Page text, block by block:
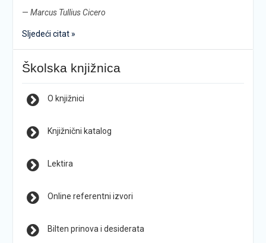
— Marcus Tullius Cicero
Sljedeći citat »
Školska knjižnica
O knjižnici
Knjižnični katalog
Lektira
Online referentni izvori
Bilten prinova i desiderata